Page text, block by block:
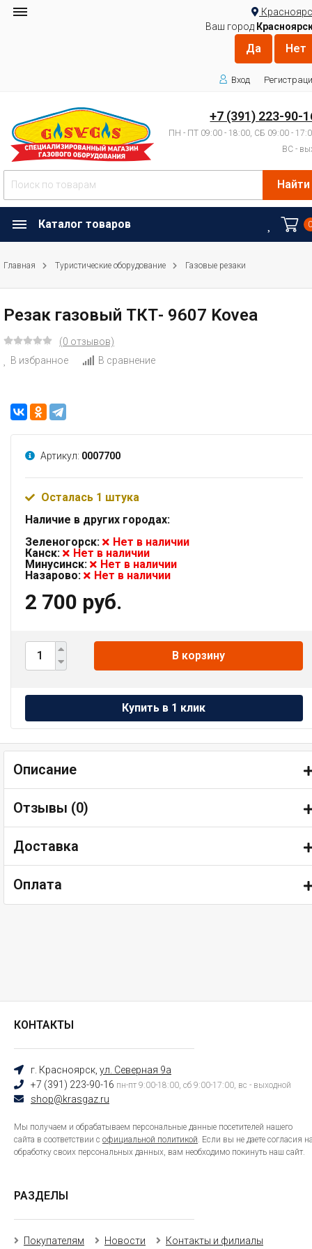
Ваш город
Вход
+7 (391) 223-90-
ПН - ПТ 09:00 - 18:00, СБ 09:00 -
ВС -
Найти
Каталог товаров
Главная Туристические оборудование Газовые резаки
Резак газовый TКТ- 9607 Kovea
(0 отзывов)
В избранное
В сравнение
Артикул: 0007700
Осталась 1 штука
Наличие в других городах:
Зеленогорск:
Нет в наличии
Канск:
Нет в наличии
Минусинск:
Нет в наличии
Назарово:
Нет в наличии
2 700 руб.
В корзину
Описание
Отзывы (0)
Доставка
Оплата
КОНТАКТЫ
г. Красноярск, ул. Северная 9а
+7 (391) 223-90-16 пн-пт 9:00-18:00, сб 9:00-17:00, вс - выходной
shop@krasgaz.ru
Мы получаем и обрабатываем персональные данные посетителей нашего
сайта в соответствии с официальной политикой. Если вы не даете согласия
обработку своих персональных данных, вам необходимо покинуть наш сайт.
РАЗДЕЛЫ
Покупателям Новости Контакты и филиалы